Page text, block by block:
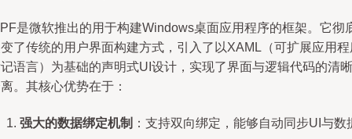
是微软推出的用于构建Windows桌面应用程序的框架。它彻
了传统的用户界面构建方式，引入了以XAML（可扩展应用程
语言）为基础的声明式UI设计，实现了界面与逻辑代码的清晰
。其核心优势在于：
强大的数据绑定机制 ：支持双向绑定，能够自动同步UI与数